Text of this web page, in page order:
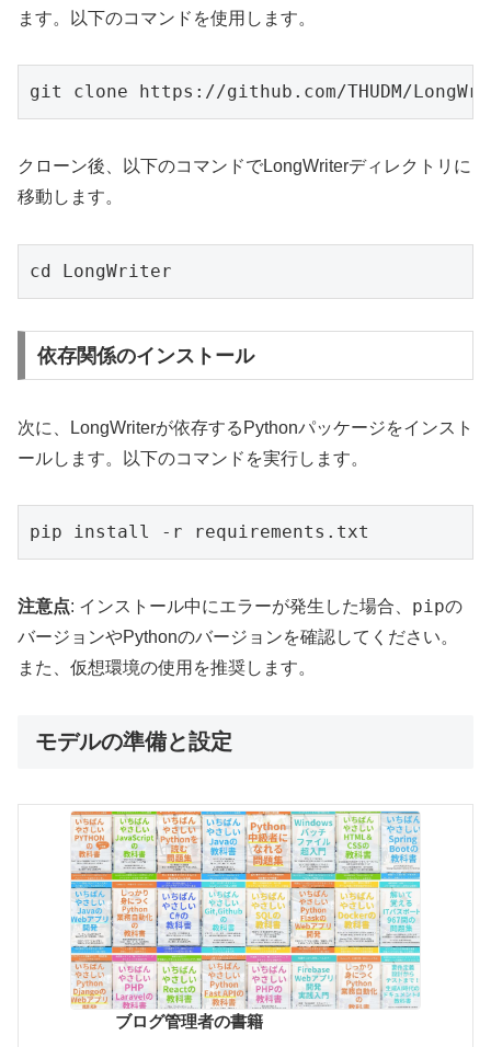
ます。以下のコマンドを使用します。
git clone https://github.com/THUDM/
クローン後、以下のコマンドでLongWriterディレクトリに
移動します。
cd LongWriter
依存関係のインストール
次に、LongWriterが依存するPythonパッケージをインスト
ールします。以下のコマンドを実行します。
pip install -r requirements.txt
注意点: インストール中にエラーが発生した場合、 pipの
バージョンやPythonのバージョンを確認してください。
また、仮想環境の使用を推奨します。
モデルの準備と設定
ブログ管理者の書籍